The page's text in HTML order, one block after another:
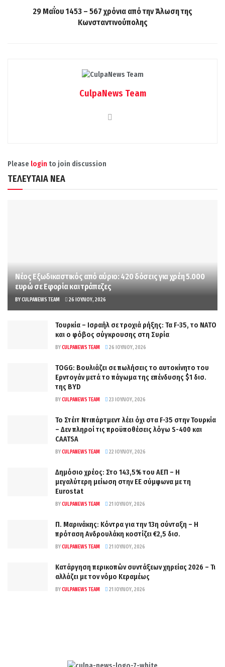
29 Μαΐου 1453 – 567 χρόνια από την Άλωση της
Κωνσταντινούπολης
CulpaNews Team
Please login to join discussion
ΤΕΛΕΥΤΑΙΑ ΝΕΑ
Νέος Εξωδικαστικός από αύριο: 420 δόσεις για χρέη 5.000
ευρώ σε Εφορία και τράπεζες
BYCULPANEWS TEAM 26 ΙΟΥΛΊΟΥ, 2026
Τουρκία – Ισραήλ σε τροχιά ρήξης: Τα F-35, το ΝΑΤΟ
και ο φόβος σύγκρουσης στη Συρία
BYCULPANEWS TEAM 26 ΙΟΥΛΊΟΥ, 2026
TOGG: Βουλιάζει σε πωλήσεις το αυτοκίνητο του
Ερντογάν μετά το πάγωμα της επένδυσης $1 δισ.
της BYD
BYCULPANEWS TEAM 23 ΙΟΥΛΊΟΥ, 2026
Το Στέιτ Ντιπάρτμεντ λέει όχι στα F-35 στην Τουρκία
– Δεν πληροί τις προϋποθέσεις λόγω S-400 και
CAATSA
BYCULPANEWS TEAM 22 ΙΟΥΛΊΟΥ, 2026
Δημόσιο χρέος: Στο 143,5% του ΑΕΠ – Η
μεγαλύτερη μείωση στην ΕΕ σύμφωνα με τη
Eurostat
BYCULPANEWS TEAM 21 ΙΟΥΛΊΟΥ, 2026
Π. Μαρινάκης: Κόντρα για την 13η σύνταξη – Η
πρόταση Ανδρουλάκη κοστίζει €2,5 δισ.
BYCULPANEWS TEAM 21 ΙΟΥΛΊΟΥ, 2026
Κατάργηση περικοπών συντάξεων χηρείας 2026 – Τι
αλλάζει με τον νόμο Κεραμέως
BYCULPANEWS TEAM 21 ΙΟΥΛΊΟΥ, 2026